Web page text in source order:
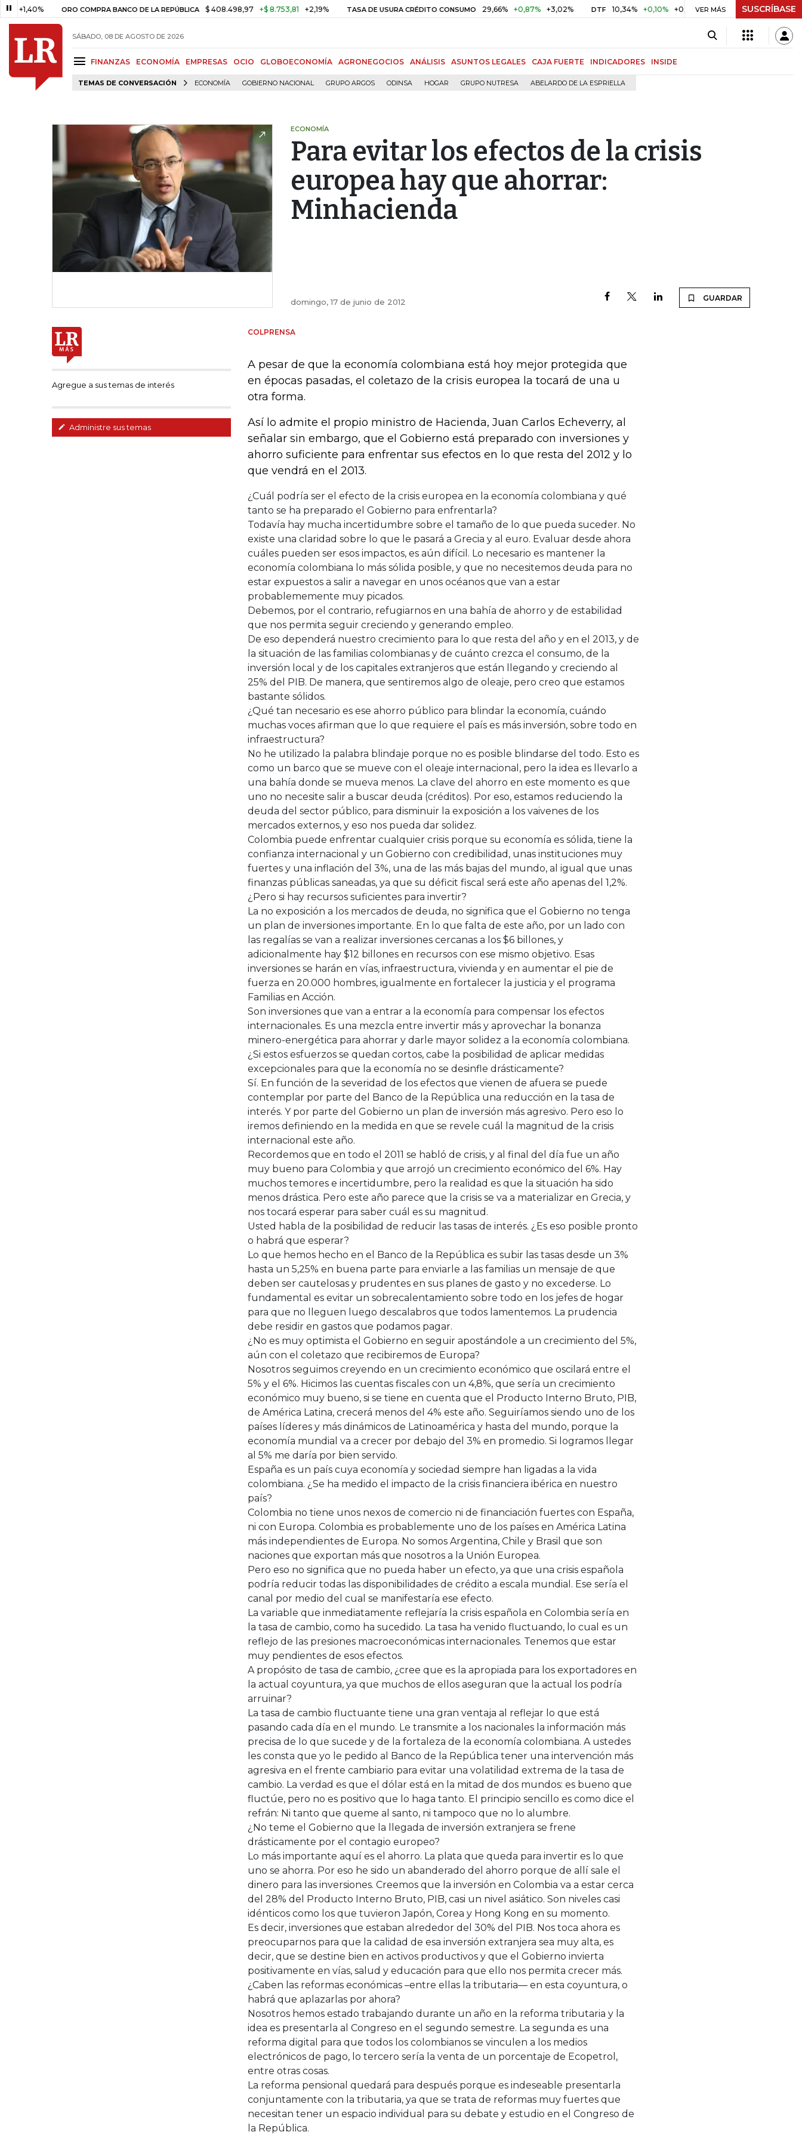
ORO COMPRA BANCO DE LA REPÚBLICA $ 408.498,97 +$ 8.753,81 +2,19% TASA DE USURA CRÉDITO CONSUMO 29,66% +0,87% +3,02% DTF 10,34% +0,10% +0,98% UVR $ 416,96 +$ 0,05 +0,01%
VER MÁS SUSCRÍBASE
SÁBADO, 08 DE AGOSTO DE 2026
FINANZAS ECONOMÍA EMPRESAS OCIO GLOBOECONOMÍA AGRONEGOCIOS ANÁLISIS ASUNTOS LEGALES CAJA FUERTE INDICADORES INSIDE
TEMAS DE CONVERSACIÓN ECONOMÍA GOBIERNO NACIONAL GRUPO ARGOS ODINSA HOGAR GRUPO NUTRESA ABELARDO DE LA ESPRIELLA
ECONOMÍA
Para evitar los efectos de la crisis
europea hay que ahorrar:
Minhacienda
domingo, 17 de junio de 2012 GUARDAR
Agregue a sus temas de interés
Administre sus temas
COLPRENSA
A pesar de que la economía colombiana está hoy mejor protegida que
en épocas pasadas, el coletazo de la crisis europea la tocará de una u
otra forma.
Así lo admite el propio ministro de Hacienda, Juan Carlos Echeverry, al
señalar sin embargo, que el Gobierno está preparado con inversiones y
ahorro suficiente para enfrentar sus efectos en lo que resta del 2012 y lo
que vendrá en el 2013.
¿Cuál podría ser el efecto de la crisis europea en la economía colombiana y qué
tanto se ha preparado el Gobierno para enfrentarla?
Todavía hay mucha incertidumbre sobre el tamaño de lo que pueda suceder. No
existe una claridad sobre lo que le pasará a Grecia y al euro. Evaluar desde ahora
cuáles pueden ser esos impactos, es aún difícil. Lo necesario es mantener la
economía colombiana lo más sólida posible, y que no necesitemos deuda para no
estar expuestos a salir a navegar en unos océanos que van a estar
probablememente muy picados.
Debemos, por el contrario, refugiarnos en una bahía de ahorro y de estabilidad
que nos permita seguir creciendo y generando empleo.
De eso dependerá nuestro crecimiento para lo que resta del año y en el 2013, y de
la situación de las familias colombianas y de cuánto crezca el consumo, de la
inversión local y de los capitales extranjeros que están llegando y creciendo al
25% del PIB. De manera, que sentiremos algo de oleaje, pero creo que estamos
bastante sólidos.
¿Qué tan necesario es ese ahorro público para blindar la economía, cuándo
muchas voces afirman que lo que requiere el país es más inversión, sobre todo en
infraestructura?
No he utilizado la palabra blindaje porque no es posible blindarse del todo. Esto es
como un barco que se mueve con el oleaje internacional, pero la idea es llevarlo a
una bahía donde se mueva menos. La clave del ahorro en este momento es que
uno no necesite salir a buscar deuda (créditos). Por eso, estamos reduciendo la
deuda del sector público, para disminuir la exposición a los vaivenes de los
mercados externos, y eso nos pueda dar solidez.
Colombia puede enfrentar cualquier crisis porque su economía es sólida, tiene la
confianza internacional y un Gobierno con credibilidad, unas instituciones muy
fuertes y una inflación del 3%, una de las más bajas del mundo, al igual que unas
finanzas públicas saneadas, ya que su déficit fiscal será este año apenas del 1,2%.
¿Pero si hay recursos suficientes para invertir?
La no exposición a los mercados de deuda, no significa que el Gobierno no tenga
un plan de inversiones importante. En lo que falta de este año, por un lado con
las regalías se van a realizar inversiones cercanas a los $6 billones, y
adicionalmente hay $12 billones en recursos con ese mismo objetivo. Esas
inversiones se harán en vías, infraestructura, vivienda y en aumentar el pie de
fuerza en 20.000 hombres, igualmente en fortalecer la justicia y el programa
Familias en Acción.
Son inversiones que van a entrar a la economía para compensar los efectos
internacionales. Es una mezcla entre invertir más y aprovechar la bonanza
minero-energética para ahorrar y darle mayor solidez a la economía colombiana.
¿Si estos esfuerzos se quedan cortos, cabe la posibilidad de aplicar medidas
excepcionales para que la economía no se desinfle drásticamente?
Sí. En función de la severidad de los efectos que vienen de afuera se puede
contemplar por parte del Banco de la República una reducción en la tasa de
interés. Y por parte del Gobierno un plan de inversión más agresivo. Pero eso lo
iremos definiendo en la medida en que se revele cuál la magnitud de la crisis
internacional este año.
Recordemos que en todo el 2011 se habló de crisis, y al final del día fue un año
muy bueno para Colombia y que arrojó un crecimiento económico del 6%. Hay
muchos temores e incertidumbre, pero la realidad es que la situación ha sido
menos drástica. Pero este año parece que la crisis se va a materializar en Grecia, y
nos tocará esperar para saber cuál es su magnitud.
Usted habla de la posibilidad de reducir las tasas de interés. ¿Es eso posible pronto
o habrá que esperar?
Lo que hemos hecho en el Banco de la República es subir las tasas desde un 3%
hasta un 5,25% en buena parte para enviarle a las familias un mensaje de que
deben ser cautelosas y prudentes en sus planes de gasto y no excederse. Lo
fundamental es evitar un sobrecalentamiento sobre todo en los jefes de hogar
para que no lleguen luego descalabros que todos lamentemos. La prudencia
debe residir en gastos que podamos pagar.
¿No es muy optimista el Gobierno en seguir apostándole a un crecimiento del 5%,
aún con el coletazo que recibiremos de Europa?
Nosotros seguimos creyendo en un crecimiento económico que oscilará entre el
5% y el 6%. Hicimos las cuentas fiscales con un 4,8%, que sería un crecimiento
económico muy bueno, si se tiene en cuenta que el Producto Interno Bruto, PIB,
de América Latina, crecerá menos del 4% este año. Seguiríamos siendo uno de los
países líderes y más dinámicos de Latinoamérica y hasta del mundo, porque la
economía mundial va a crecer por debajo del 3% en promedio. Si logramos llegar
al 5% me daría por bien servido.
España es un país cuya economía y sociedad siempre han ligadas a la vida
colombiana. ¿Se ha medido el impacto de la crisis financiera ibérica en nuestro
país?
Colombia no tiene unos nexos de comercio ni de financiación fuertes con España,
ni con Europa. Colombia es probablemente uno de los países en América Latina
más independientes de Europa. No somos Argentina, Chile y Brasil que son
naciones que exportan más que nosotros a la Unión Europea.
Pero eso no significa que no pueda haber un efecto, ya que una crisis española
podría reducir todas las disponibilidades de crédito a escala mundial. Ese sería el
canal por medio del cual se manifestaría ese efecto.
La variable que inmediatamente reflejaría la crisis española en Colombia sería en
la tasa de cambio, como ha sucedido. La tasa ha venido fluctuando, lo cual es un
reflejo de las presiones macroeconómicas internacionales. Tenemos que estar
muy pendientes de esos efectos.
A propósito de tasa de cambio, ¿cree que es la apropiada para los exportadores en
la actual coyuntura, ya que muchos de ellos aseguran que la actual los podría
arruinar?
La tasa de cambio fluctuante tiene una gran ventaja al reflejar lo que está
pasando cada día en el mundo. Le transmite a los nacionales la información más
precisa de lo que sucede y de la fortaleza de la economía colombiana. A ustedes
les consta que yo le pedido al Banco de la República tener una intervención más
agresiva en el frente cambiario para evitar una volatilidad extrema de la tasa de
cambio. La verdad es que el dólar está en la mitad de dos mundos: es bueno que
fluctúe, pero no es positivo que lo haga tanto. El principio sencillo es como dice el
refrán: Ni tanto que queme al santo, ni tampoco que no lo alumbre.
¿No teme el Gobierno que la llegada de inversión extranjera se frene
drásticamente por el contagio europeo?
Lo más importante aquí es el ahorro. La plata que queda para invertir es lo que
uno se ahorra. Por eso he sido un abanderado del ahorro porque de allí sale el
dinero para las inversiones. Creemos que la inversión en Colombia va a estar cerca
del 28% del Producto Interno Bruto, PIB, casi un nivel asiático. Son niveles casi
idénticos como los que tuvieron Japón, Corea y Hong Kong en su momento.
Es decir, inversiones que estaban alrededor del 30% del PIB. Nos toca ahora es
preocuparnos para que la calidad de esa inversión extranjera sea muy alta, es
decir, que se destine bien en activos productivos y que el Gobierno invierta
positivamente en vías, salud y educación para que ello nos permita crecer más.
¿Caben las reformas económicas –entre ellas la tributaria— en esta coyuntura, o
habrá que aplazarlas por ahora?
Nosotros hemos estado trabajando durante un año en la reforma tributaria y la
idea es presentarla al Congreso en el segundo semestre. La segunda es una
reforma digital para que todos los colombianos se vinculen a los medios
electrónicos de pago, lo tercero sería la venta de un porcentaje de Ecopetrol,
entre otras cosas.
La reforma pensional quedará para después porque es indeseable presentarla
conjuntamente con la tributaria, ya que se trata de reformas muy fuertes que
necesitan tener un espacio individual para su debate y estudio en el Congreso de
la República.